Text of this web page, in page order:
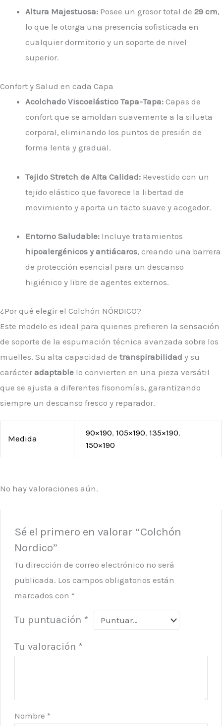
Altura Majestuosa: Posee un grosor total de 29 cm,
lo que le otorga una presencia sofisticada en
cualquier dormitorio y un soporte de nivel
superior.
Confort y Salud en cada Capa
Acolchado Viscoelástico Tapa-Tapa: Capas de
confort que se amoldan suavemente a la silueta
corporal, eliminando los puntos de presión de
forma lenta y gradual.
Tejido Stretch de Alta Calidad: Revestido con un
tejido elástico que favorece la libertad de
movimiento y aporta un tacto suave y acogedor.
Entorno Saludable: Incluye tratamientos
hipoalergénicos y antiácaros, creando una barrera
de protección esencial para un descanso
higiénico y libre de agentes externos.
¿Por qué elegir el Colchón NÓRDICO?
Este modelo es ideal para quienes prefieren la sensación
de soporte de la espumación técnica avanzada sobre los
muelles. Su alta capacidad de transpirabilidad y su
carácter adaptable lo convierten en una pieza versátil
que se ajusta a diferentes fisonomías, garantizando
siempre un descanso fresco y reparador.
Medida
90×190, 105×190, 135×190,
150×190
No hay valoraciones aún.
Sé el primero en valorar “Colchón
Nordico”
Tu dirección de correo electrónico no será
publicada. Los campos obligatorios están
marcados con *
Tu puntuación *
Tu valoración *
Nombre *